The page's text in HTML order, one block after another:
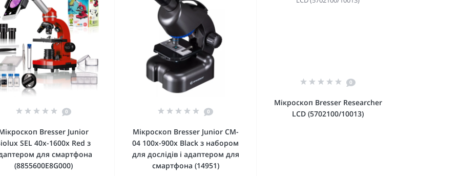
0
Bresser Junior
SEL 40x-1600x Red з
для смартфона
(8855600E8G000)
0
Мікроскоп Bresser Junior CM-
04 100x-900x Black з набором
для дослідів і адаптером для
смартфона (14951)
0
Мікроскоп Bresser Researcher
LCD (5702100/10013)